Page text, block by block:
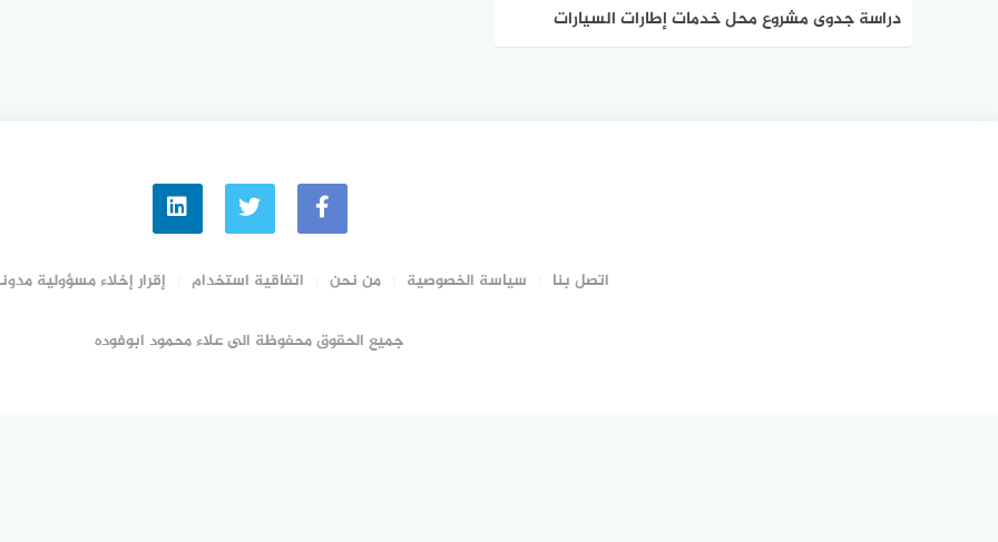
دراسة جدوى مشروع محل خدمات إطارات السيارات
اتصل بنا سياسة الخصوصية من نحن اتفاقية استخدام إقرار إخلاء مسؤولية
جميع الحقوق محفوظة الى علاء محمود ابوفوده